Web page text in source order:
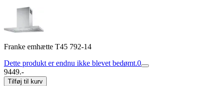
Franke emhætte T45 792-14
Dette produkt er endnu ikke blevet bedømt.0
9449.-
Tilføj til kurv